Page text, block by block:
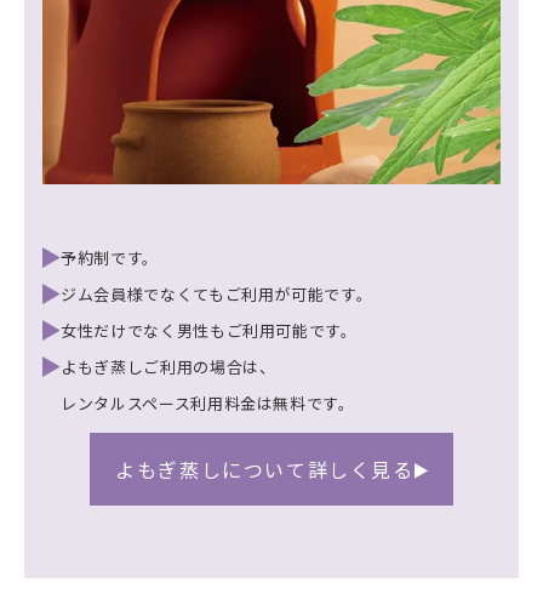
予約制です。
ジム会員様でなくてもご利用が可能です。
女性だけでなく男性もご利用可能です。
よもぎ蒸しご利用の場合は、
レンタルスペース利用料金は無料です。
よもぎ蒸しについて詳しく見る